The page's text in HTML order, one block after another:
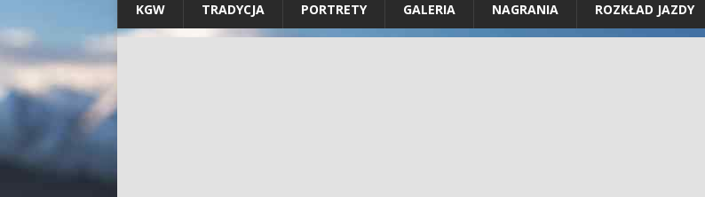
KGW TRADYCJA PORTRETY GALERIA NAGRANIA ROZKŁAD JAZDY